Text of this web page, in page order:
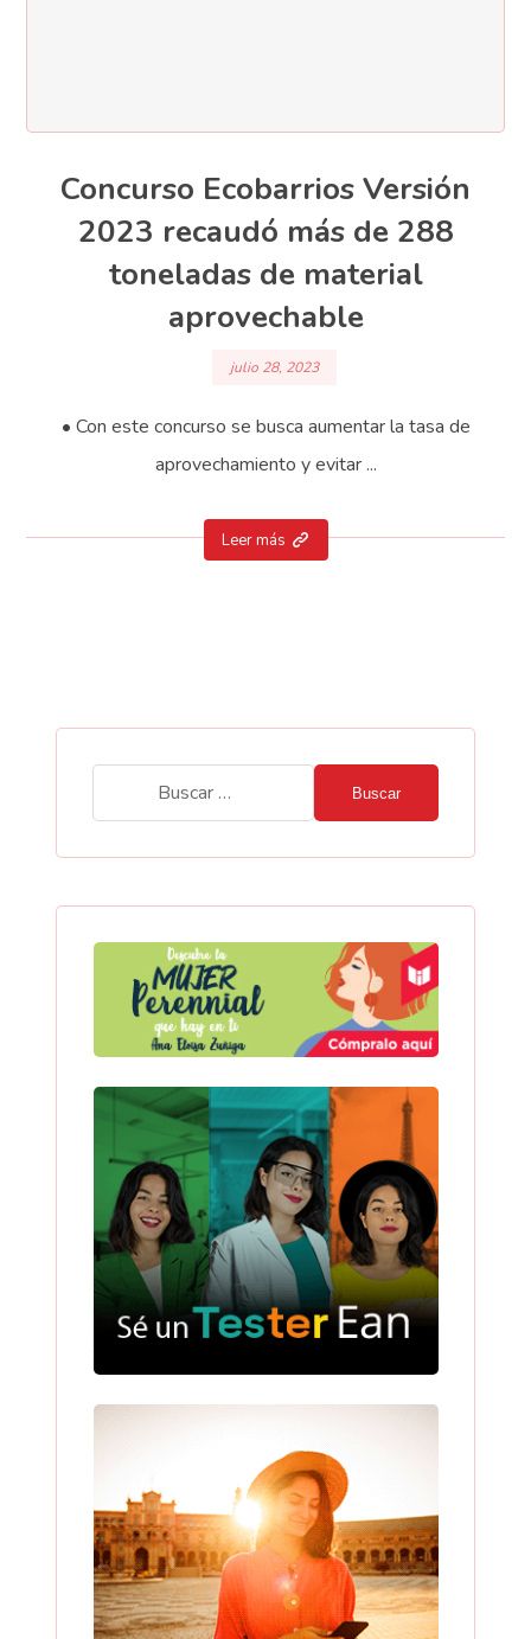
Concurso Ecobarrios Versión
2023 recaudó más de 288
toneladas de material
aprovechable
julio 28, 2023
• Con este concurso se busca aumentar la tasa de
aprovechamiento y evitar ...
Leer más
Buscar